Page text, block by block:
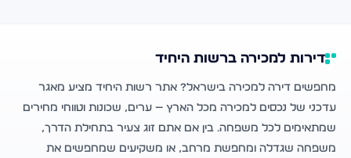
דירות למכירה ברשות היחיד
מחפשים דירה למכירה בישראל? אתר רשות היחיד מציע מאגר
עדכני של נכסים למכירה מכל הארץ — ערים, שכונות וטווחי מחירים
שמתאימים לכל משפחה. בין אם אתם זוג צעיר בתחילת הדרך,
משפחה שגדלה ומחפשת מרחב, או משקיעים שמחפשים את